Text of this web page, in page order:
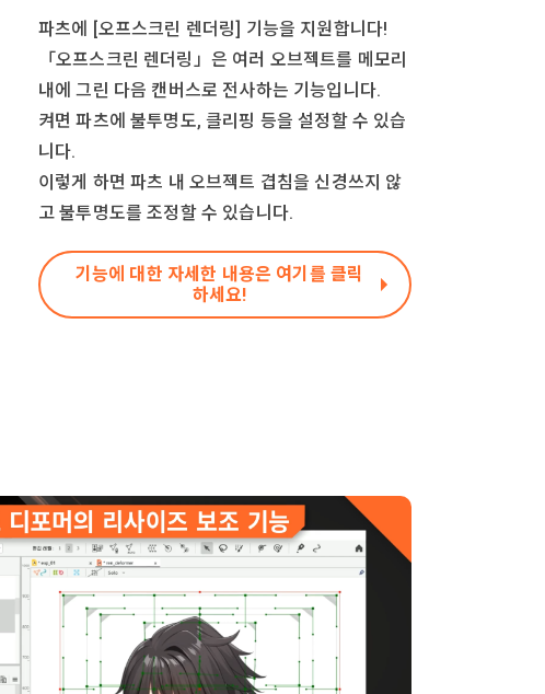
파츠에 [오프스크린 렌더링] 기능을 지원합니다!
「오프스크린 렌더링」은 여러 오브젝트를 메모리
내에 그린 다음 캔버스로 전사하는 기능입니다.
켜면 파츠에 불투명도, 클리핑 등을 설정할 수 있습
니다.
이렇게 하면 파츠 내 오브젝트 겹침을 신경쓰지 않
고 불투명도를 조정할 수 있습니다.
기능에 대한 자세한 내용은 여기를 클릭
하세요!